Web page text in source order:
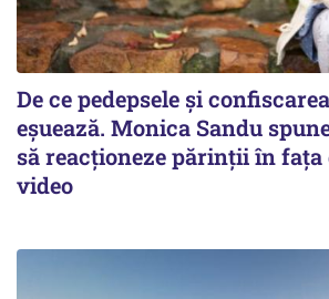
De ce pedepsele și
eșuează. Monica Sandu
să reacționeze părinții în fața
video